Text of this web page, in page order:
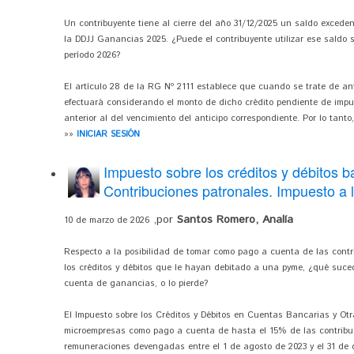
Un contribuyente tiene al cierre del año 31/12/2025 un saldo
la DDJJ Ganancias 2025. ¿Puede el contribuyente utilizar ese
período 2026?
El artículo 28 de la RG Nº 2111 establece que cuando se trate de
efectuará considerando el monto de dicho crédito pendiente de
anterior al del vencimiento del anticipo correspondiente. Por lo
»» INICIAR SESIÓN
Impuesto sobre los créditos y débitos
Contribuciones patronales. Impuesto a
10 de marzo de 2026 ,por Santos Romero, Analía
Respecto a la posibilidad de tomar como pago a cuenta de las
los créditos y débitos que le hayan debitado a una pyme, ¿qué
cuenta de ganancias, o lo pierde?
El Impuesto sobre los Créditos y Débitos en Cuentas Bancarias y
microempresas como pago a cuenta de hasta el 15% de las
remuneraciones devengadas entre el 1 de agosto de 2023 y el 31 de